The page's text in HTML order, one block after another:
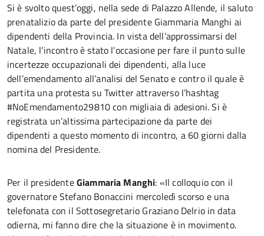
Si è svolto quest’oggi, nella sede di Palazzo Allende, il saluto
prenatalizio da parte del presidente Giammaria Manghi ai
dipendenti della Provincia. In vista dell’approssimarsi del
Natale, l’incontro è stato l’occasione per fare il punto sulle
incertezze occupazionali dei dipendenti, alla luce
dell’emendamento all’analisi del Senato e contro il quale è
partita una protesta su Twitter attraverso l’hashtag
#NoEmendamento29810 con migliaia di adesioni. Si è
registrata un’altissima partecipazione da parte dei
dipendenti a questo momento di incontro, a 60 giorni dalla
nomina del Presidente.
Per il presidenteGiammaria Manghi: «Il colloquio con il
governatore Stefano Bonaccini mercoledì scorso e una
telefonata con il Sottosegretario Graziano Delrio in data
odierna, mi fanno dire che la situazione è in movimento.